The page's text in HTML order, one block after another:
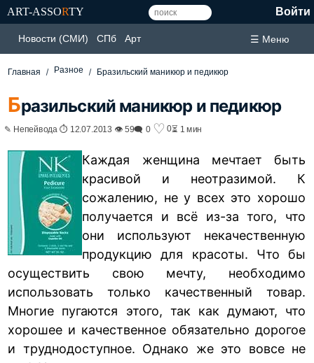
ART-ASSORTY Войти
Новости (СМИ) СПб Арт ☰ Меню
Главная Разное Бразильский маникюр и педикюр
Бразильский маникюр и педикюр
✎ Непейвода ⏱ 12.07.2013 👁 59🗨 0 ♡ 0⏳ 1 мин
Каждая женщина мечтает быть
красивой и неотразимой. К
сожалению, не у всех это хорошо
получается и всё из-за того, что
они используют некачественную
продукцию для красоты. Что бы
осуществить свою мечту, необходимо
использовать только качественный товар.
Многие пугаются этого, так как думают, что
хорошее и качественное обязательно дорогое
и труднодоступное. Однако же это вовсе не